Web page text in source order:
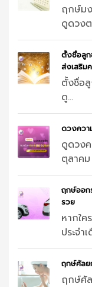
ฤกษ์ม
ดูดวงต
ตั้งชื่อลู
ส่งเสริม
ตั้งชื่อ
ดู...
ดวงคว
ดูดวง
ตุลาคม
ฤกษ์ออก
รวย
หากใ
ประจำ
ฤกษ์ศัลย
ฤกษ์ศั